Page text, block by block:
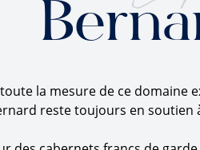
la mesure de ce
reste toujours en soutien